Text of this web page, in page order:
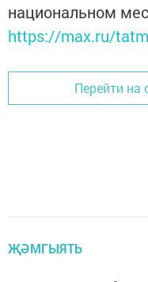
национальном
https://max.ru/
Перейти на
ҖӘМГЫЯТЬ